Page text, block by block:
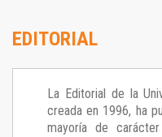
EDITORIAL
La Editorial de la
creada en 1996, ha
mayoría de